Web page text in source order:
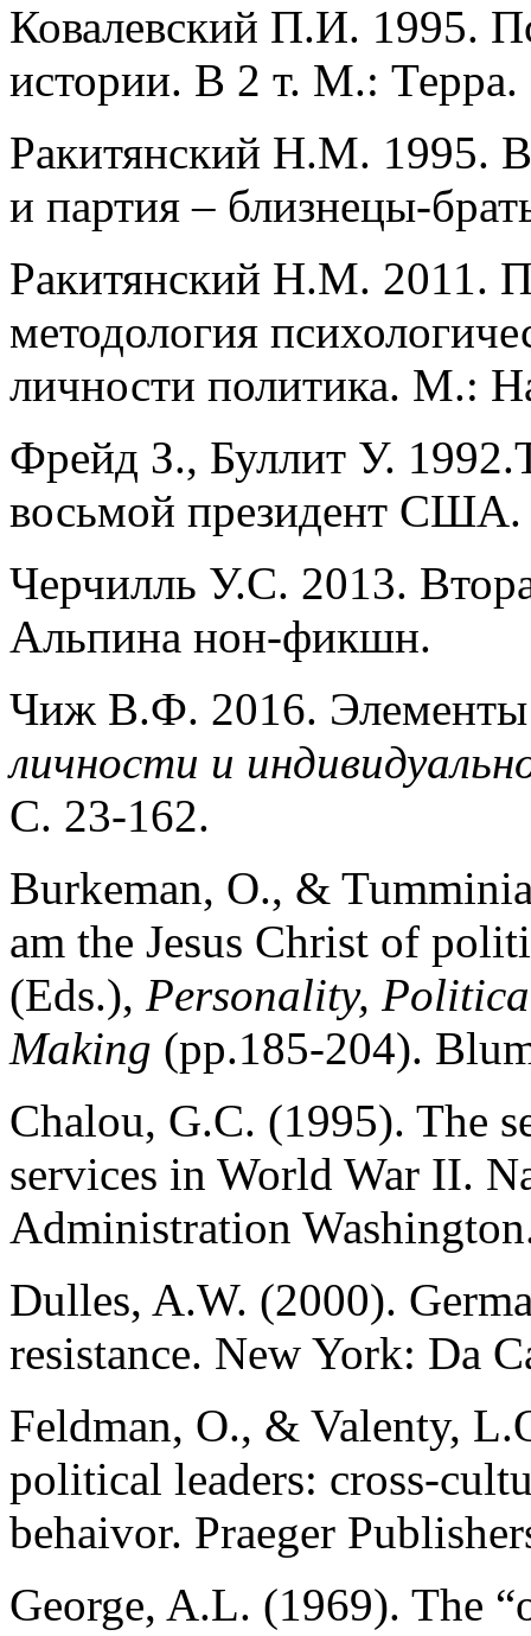
Ковалевский П.И. 1995.
истории. В 2 т. М.: Терра.
Ракитянский Н.М. 1995.
и партия – близнецы-
Ракитянский Н.М. 2011.
методология
личности политика. М.:
Фрейд З., Буллит У.
восьмой президент
Черчилль У.С. 2013.
Альпина нон-фикшн.
Чиж В.Ф. 2016.
личности и
С. 23-162.
Burkeman, O., &
am the Jesus Christ of
(Eds.), Personality,
Making (pp.185-204).
Chalou, G.C. (1995). The
services in World War II.
Administration
Dulles, A.W. (2000).
resistance. New York: Da
Feldman, O., & Valenty,
political leaders: cross-
behaivor. Praeger
George, A.L. (1969). The